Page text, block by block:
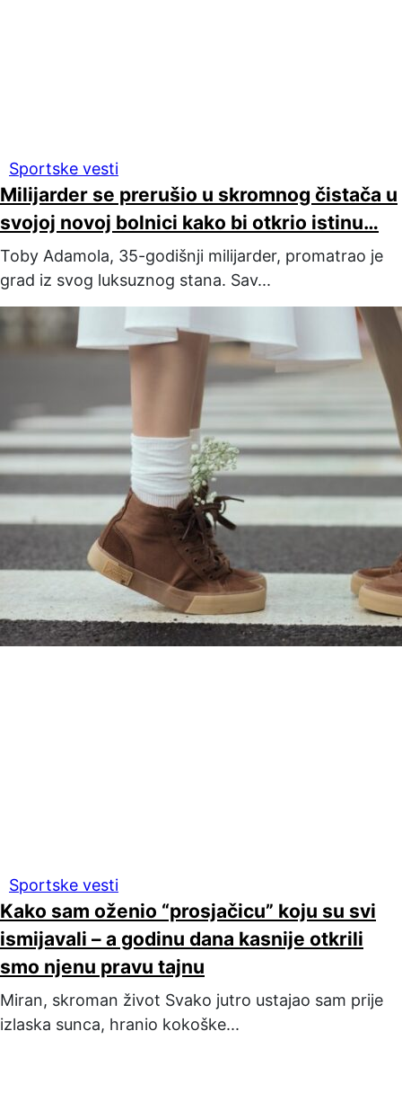
Sportske vesti
Milijarder se prerušio u skromnog čistača u
svojoj novoj bolnici kako bi otkrio istinu…
Toby Adamola, 35-godišnji milijarder, promatrao je
grad iz svog luksuznog stana. Sav...
Sportske vesti
Kako sam oženio “prosjačicu” koju su svi
ismijavali – a godinu dana kasnije otkrili
smo njenu pravu tajnu
Miran, skroman život Svako jutro ustajao sam prije
izlaska sunca, hranio kokoške...